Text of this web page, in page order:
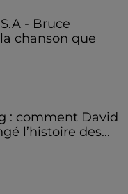
- Bruce
chanson que
: comment David
l’histoire des...